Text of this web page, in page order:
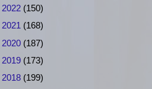
2022 (150)
2021 (168)
2020 (187)
2019 (173)
2018 (199)